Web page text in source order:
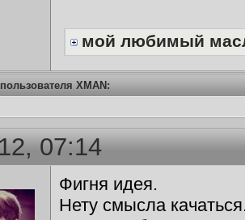
мой любимый
XMAN:
07:14
Фигня идея.
Нету смысла